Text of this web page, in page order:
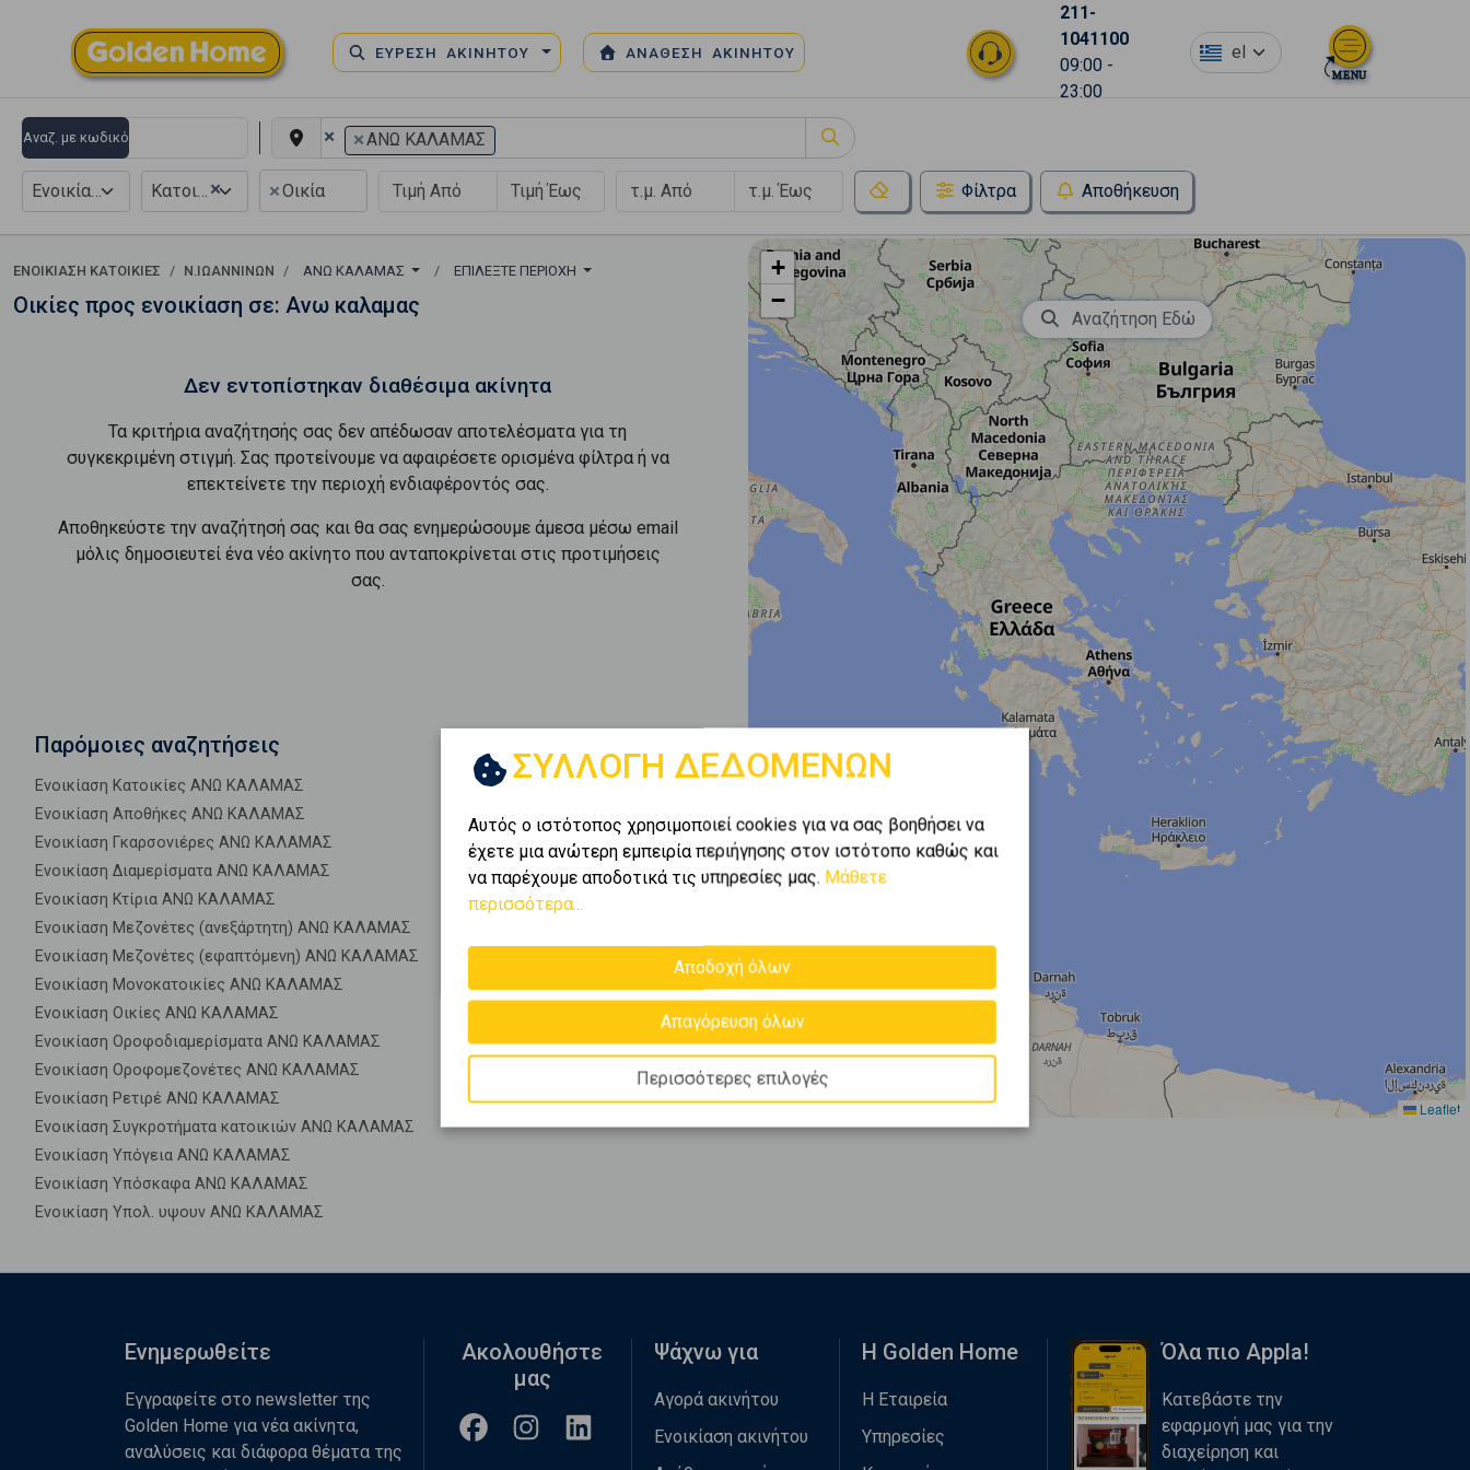
ΕΥΡΕΣΗ ΑΚΙΝΗΤΟΥ ΑΝΑΘΕΣΗ ΑΚΙΝΗΤΟΥ
211-
1041100
09:00 -
23:00
el
Αναζ. με κωδικό × ×ΑΝΩ ΚΑΛΑΜΑΣ
×
Κατοικία ×Οικία Φίλτρα Αποθήκευση
ΕΝΟΙΚΊΑΣΗ ΚΑΤΟΙΚΊΕΣ Ν.ΙΩΑΝΝΙΝΩΝ ΑΝΩ ΚΑΛΑΜΑΣ ΕΠΙΛΈΞΤΕ ΠΕΡΙΟΧΉ
Οικίες προς ενοικίαση σε: Ανω καλαμας
Δεν εντοπίστηκαν διαθέσιμα ακίνητα
Τα κριτήρια αναζήτησής σας δεν απέδωσαν αποτελέσματα για τη
συγκεκριμένη στιγμή. Σας προτείνουμε να αφαιρέσετε ορισμένα φίλτρα ή να
επεκτείνετε την περιοχή ενδιαφέροντός σας.
Αποθηκεύστε την αναζήτησή σας και θα σας ενημερώσουμε άμεσα μέσω email
μόλις δημοσιευτεί ένα νέο ακίνητο που ανταποκρίνεται στις προτιμήσεις
σας.
Παρόμοιες αναζητήσεις
Ενοικίαση Κατοικίες ΑΝΩ ΚΑΛΑΜΑΣ
Ενοικίαση Αποθήκες ΑΝΩ ΚΑΛΑΜΑΣ
Ενοικίαση Γκαρσονιέρες ΑΝΩ ΚΑΛΑΜΑΣ
Ενοικίαση Διαμερίσματα ΑΝΩ ΚΑΛΑΜΑΣ
Ενοικίαση Κτίρια ΑΝΩ ΚΑΛΑΜΑΣ
Ενοικίαση Μεζονέτες (ανεξάρτητη) ΑΝΩ ΚΑΛΑΜΑΣ
Ενοικίαση Μεζονέτες (εφαπτόμενη) ΑΝΩ ΚΑΛΑΜΑΣ
Ενοικίαση Μονοκατοικίες ΑΝΩ ΚΑΛΑΜΑΣ
Ενοικίαση Οικίες ΑΝΩ ΚΑΛΑΜΑΣ
Ενοικίαση Οροφοδιαμερίσματα ΑΝΩ ΚΑΛΑΜΑΣ
Ενοικίαση Οροφομεζονέτες ΑΝΩ ΚΑΛΑΜΑΣ
Ενοικίαση Ρετιρέ ΑΝΩ ΚΑΛΑΜΑΣ
Ενοικίαση Συγκροτήματα κατοικιών ΑΝΩ ΚΑΛΑΜΑΣ
Ενοικίαση Υπόγεια ΑΝΩ ΚΑΛΑΜΑΣ
Ενοικίαση Υπόσκαφα ΑΝΩ ΚΑΛΑΜΑΣ
Ενοικίαση Υπολ. υψουν ΑΝΩ ΚΑΛΑΜΑΣ
+
−
Leaflet
Αναζήτηση Εδώ
ΣΥΛΛΟΓΗ ΔΕΔΟΜΕΝΩΝ
Αυτός ο ιστότοπος χρησιμοποιεί cookies για να σας βοηθήσει να
έχετε μια ανώτερη εμπειρία περιήγησης στον ιστότοπο καθώς και
να παρέχουμε αποδοτικά τις υπηρεσίες μας. Μάθετε
περισσότερα...
Αποδοχή όλων
Απαγόρευση όλων
Περισσότερες επιλογές
Ενημερωθείτε
Εγγραφείτε στο newsletter της
Golden Home για νέα ακίνητα,
αναλύσεις και διάφορα θέματα της
Ακολουθήστε
μας
Ψάχνω για
Αγορά ακινήτου
Ενοικίαση ακινήτου
Η Golden Home
Η Εταιρεία
Υπηρεσίες
Όλα πιο Appla!
Κατεβάστε την
εφαρμογή μας για την
διαχείρηση και